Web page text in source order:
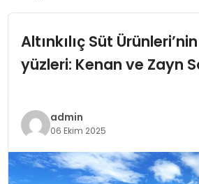
EKONOMI
TEKNOLOJI
YAŞAM
Altınkılıç Süt
yüzleri: Kenan ve Zayn
admin
06 Ekim 2025